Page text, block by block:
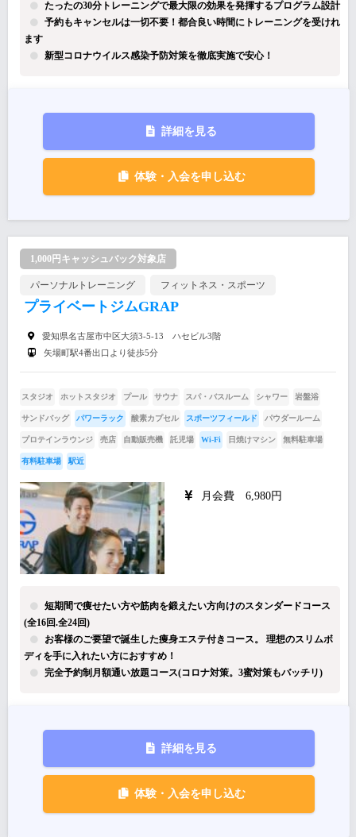
たったの30分トレーニングで最大限の効果を発揮するプログラム設計
予約もキャンセルは一切不要！都合良い時間にトレーニングを受けれ
ます
新型コロナウイルス感染予防対策を徹底実施で安心！
詳細を見る
体験・入会を申し込む
1,000円キャッシュバック対象店
パーソナルトレーニング フィットネス・スポーツ
プライベートジムGRAP
愛知県名古屋市中区大須3-5-13 ハセビル3階
矢場町駅4番出口より徒歩5分
スタジオ ホットスタジオ プール サウナ スパ・バスルーム シャワー 岩盤浴
サンドバッグ パワーラック 酸素カプセル スポーツフィールド パウダールーム
プロテインラウンジ 売店 自動販売機 託児場 Wi-Fi 日焼けマシン 無料駐車場
有料駐車場 駅近
月会費 6,980円
短期間で痩せたい方や筋肉を鍛えたい方向けのスタンダードコース
(全16回.全24回)
お客様のご要望で誕生した痩身エステ付きコース。 理想のスリムボ
ディを手に入れたい方におすすめ！
完全予約制月額通い放題コース(コロナ対策。3蜜対策もバッチリ)
詳細を見る
体験・入会を申し込む